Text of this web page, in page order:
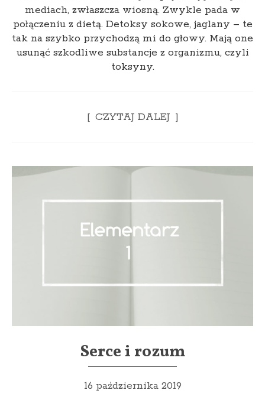
mediach, zwłaszcza wiosną. Zwykle pada w
połączeniu z dietą. Detoksy sokowe, jaglany – te
tak na szybko przychodzą mi do głowy. Mają one
usunąć szkodliwe substancje z organizmu, czyli
toksyny.
CZYTAJ DALEJ
Serce i rozum
16 października 2019